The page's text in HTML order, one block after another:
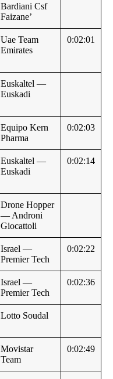
Bardiani Csf
Faizane’
Uae Team
Emirates
0:02:01
Euskaltel —
Euskadi
Equipo Kern
Pharma
0:02:03
Euskaltel —
Euskadi
0:02:14
Drone Hopper
— Androni
Giocattoli
Israel —
Premier Tech
0:02:22
Israel —
Premier Tech
0:02:36
Lotto Soudal
Movistar
Team
0:02:49